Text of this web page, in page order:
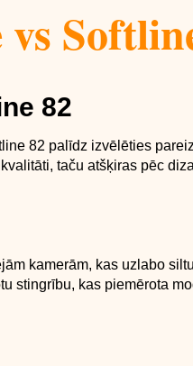
82
82 palīdz izvēlēties
taču atšķiras pēc
kamerām, kas uzlabo
stingrību, kas piemērota